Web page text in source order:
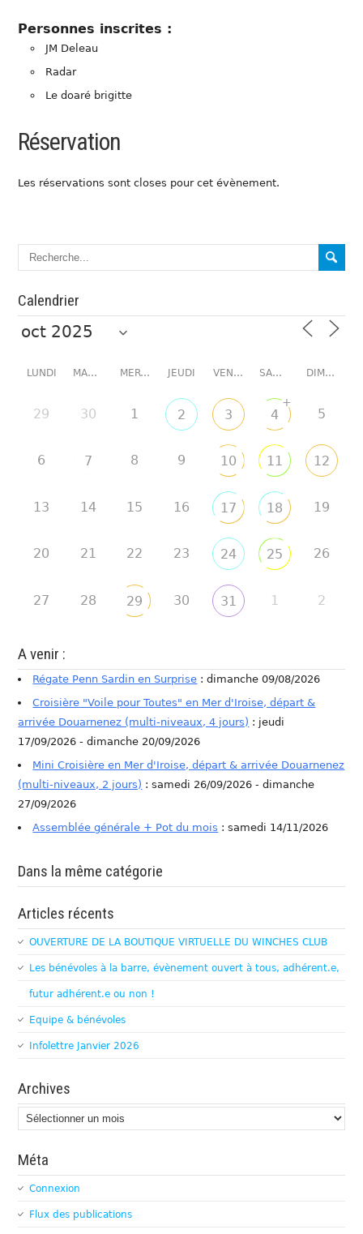
Personnes inscrites :
JM Deleau
Radar
Le doaré brigitte
Réservation
Les réservations sont closes pour cet évènement.
Calendrier
LUNDI MARDI MERCREDI JEUDI VENDREDI SAMEDI DIMANCHE
29 30 1 2 3 4
+
5
6 7 8 9 10 11 12
13 14 15 16 17 18 19
20 21 22 23 24 25 26
27 28 29 30 31 1 2
A venir :
Régate Penn Sardin en Surprise : dimanche 09/08/2026
Croisière "Voile pour Toutes" en Mer d'Iroise, départ &
arrivée Douarnenez (multi-niveaux, 4 jours) : jeudi
17/09/2026 - dimanche 20/09/2026
Mini Croisière en Mer d'Iroise, départ & arrivée Douarnenez
(multi-niveaux, 2 jours) : samedi 26/09/2026 - dimanche
27/09/2026
Assemblée générale + Pot du mois : samedi 14/11/2026
Dans la même catégorie
Articles récents
OUVERTURE DE LA BOUTIQUE VIRTUELLE DU WINCHES CLUB
Les bénévoles à la barre, évènement ouvert à tous, adhérent.e,
futur adhérent.e ou non !
Equipe & bénévoles
Infolettre Janvier 2026
Archives
Archives
Méta
Connexion
Flux des publications